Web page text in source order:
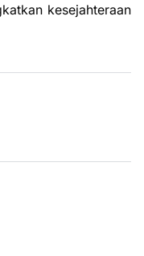
kesejahteraan